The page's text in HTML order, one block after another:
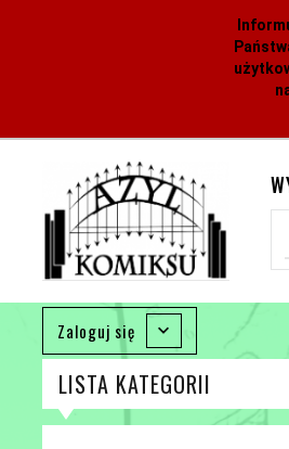
Zaloguj się
LISTA KATEGORII